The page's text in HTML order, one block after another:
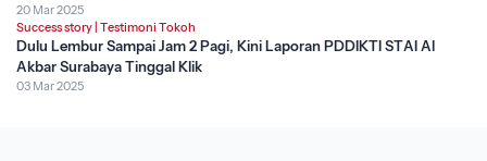
20 Mar 2025
Success story | Testimoni Tokoh
Dulu Lembur Sampai Jam 2 Pagi, Kini Laporan PDDIKTI STAI Al
Akbar Surabaya Tinggal Klik
03 Mar 2025